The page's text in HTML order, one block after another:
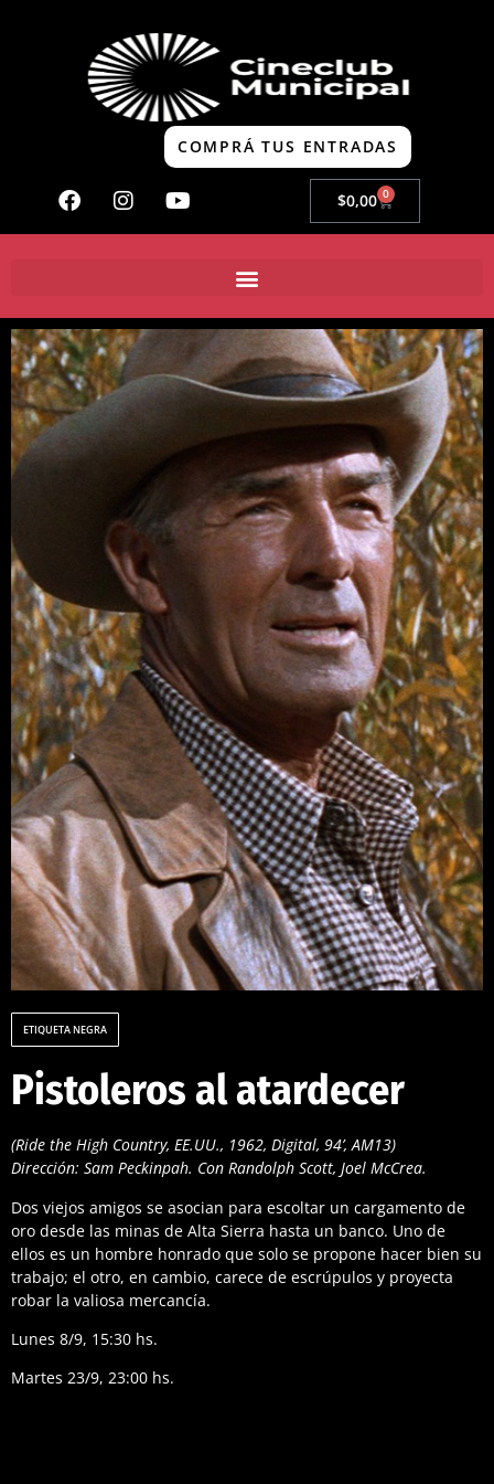
COMPRÁ TUS ENTRADAS
$0,00 0
ETIQUETA NEGRA
Pistoleros al atardecer
(Ride the High Country, EE.UU., 1962, Digital, 94’, AM13)
Dirección: Sam Peckinpah. Con Randolph Scott, Joel McCrea.
Dos viejos amigos se asocian para escoltar un cargamento de
oro desde las minas de Alta Sierra hasta un banco. Uno de
ellos es un hombre honrado que solo se propone hacer bien su
trabajo; el otro, en cambio, carece de escrúpulos y proyecta
robar la valiosa mercancía.
Lunes 8/9, 15:30 hs.
Martes 23/9, 23:00 hs.